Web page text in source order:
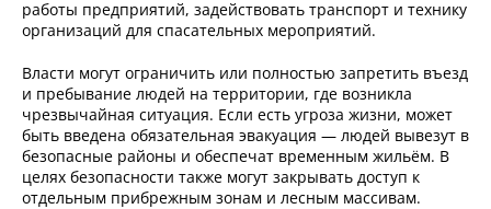
работы предприятий, задействовать транспорт и технику
организаций для спасательных мероприятий.
Власти могут ограничить или полностью запретить въезд
и пребывание людей на территории, где возникла
чрезвычайная ситуация. Если есть угроза жизни, может
быть введена обязательная эвакуация — людей вывезут в
безопасные районы и обеспечат временным жильём. В
целях безопасности также могут закрывать доступ к
отдельным прибрежным зонам и лесным массивам.